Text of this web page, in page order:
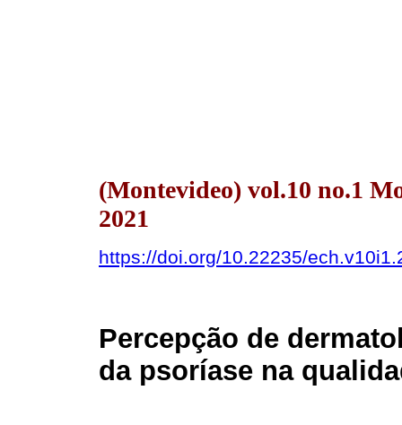
(Montevideo) vol.10 no.1
2021
https://doi.org/10.22235/
Percepção de
da psoríase na